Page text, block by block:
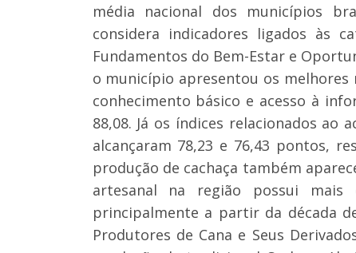
média nacional dos municípios
considera indicadores ligados às
Fundamentos do Bem-Estar e
o município apresentou os melhores
conhecimento básico e acesso à
88,08. Já os índices relacionados ao
alcançaram 78,23 e 76,43 pontos,
produção de cachaça também
artesanal na região possui
principalmente a partir da década
Produtores de Cana e Seus